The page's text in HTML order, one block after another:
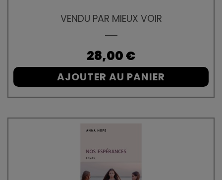
VENDU PAR MIEUX VOIR
Prix
28,00 €
AJOUTER AU PANIER